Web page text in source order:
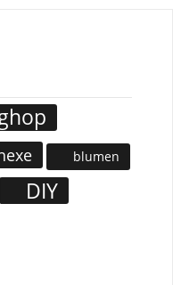
blumen
DIY